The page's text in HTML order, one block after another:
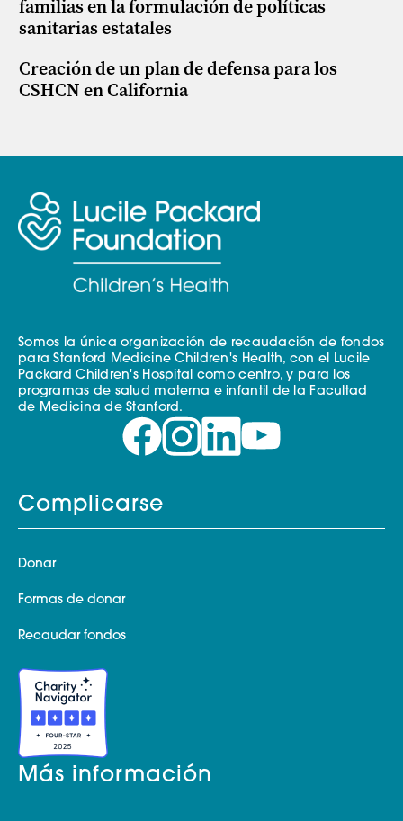
familias en la formulación de políticas
sanitarias estatales
Creación de un plan de defensa para los
CSHCN en California
Somos la única organización de recaudación de fondos
para Stanford Medicine Children's Health, con el Lucile
Packard Children's Hospital como centro, y para los
programas de salud materna e infantil de la Facultad
de Medicina de Stanford.
Complicarse
Donar
Formas de donar
Recaudar fondos
Más información